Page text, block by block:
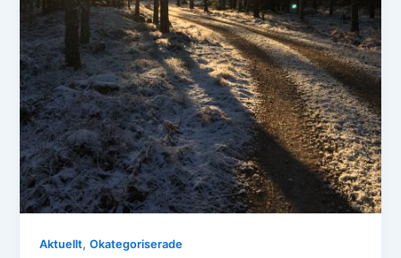
Aktuellt,Okategoriserade